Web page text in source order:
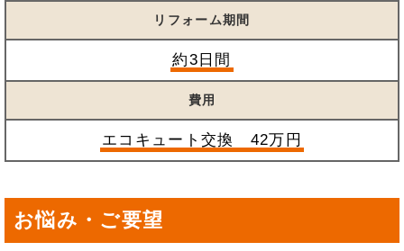
リフォーム期間
約3日間
費用
エコキュート交換 42万円
お悩み・ご要望